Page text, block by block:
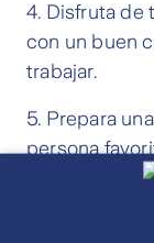
4. Disfruta de
con un buen
trabajar.
5. Prepara
persona
Recuerda